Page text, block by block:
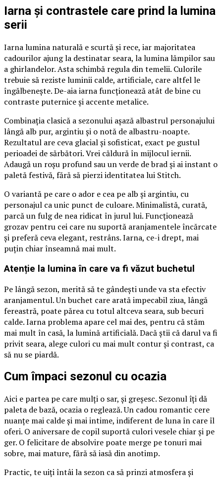
Iarna și contrastele care prind la lumina
serii
Iarna lumina naturală e scurtă și rece, iar majoritatea
cadourilor ajung la destinatar seara, la lumina lămpilor sau
a ghirlandelor. Asta schimbă regula din temelii. Culorile
trebuie să reziste luminii calde, artificiale, care altfel le
îngălbenește. De-aia iarna funcționează atât de bine cu
contraste puternice și accente metalice.
Combinația clasică a sezonului așază albastrul personajului
lângă alb pur, argintiu și o notă de albastru-noapte.
Rezultatul are ceva glacial și sofisticat, exact pe gustul
perioadei de sărbători. Vrei căldură în mijlocul iernii.
Adaugă un roșu profund sau un verde de brad și ai instant o
paletă festivă, fără să pierzi identitatea lui Stitch.
O variantă pe care o ador e cea pe alb și argintiu, cu
personajul ca unic punct de culoare. Minimalistă, curată,
parcă un fulg de nea ridicat în jurul lui. Funcționează
grozav pentru cei care nu suportă aranjamentele încărcate
și preferă ceva elegant, restrâns. Iarna, ce-i drept, mai
puțin chiar înseamnă mai mult.
Atenție la lumina în care va fi văzut buchetul
Pe lângă sezon, merită să te gândești unde va sta efectiv
aranjamentul. Un buchet care arată impecabil ziua, lângă
fereastră, poate părea cu totul altceva seara, sub becuri
calde. Iarna problema apare cel mai des, pentru că stăm
mai mult în casă, la lumină artificială. Dacă știi că darul va fi
privit seara, alege culori cu mai mult contur și contrast, ca
să nu se piardă.
Cum împaci sezonul cu ocazia
Aici e partea pe care mulți o sar, și greșesc. Sezonul îți dă
paleta de bază, ocazia o reglează. Un cadou romantic cere
nuanțe mai calde și mai intime, indiferent de luna în care îl
oferi. O aniversare de copil suportă culori vesele chiar și pe
ger. O felicitare de absolvire poate merge pe tonuri mai
sobre, mai mature, fără să iasă din anotimp.
Practic, te uiți întâi la sezon ca să prinzi atmosfera și